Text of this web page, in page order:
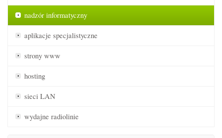
nadzór informatyczny
aplikacje specjalistyczne
strony www
hosting
sieci LAN
wydajne radiolinie